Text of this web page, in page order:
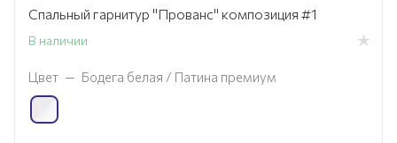
Спальный гарнитур "Прованс" композиция #1
В наличии
Цвет — Бодега белая / Патина премиум